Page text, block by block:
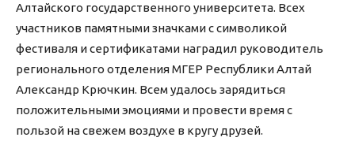
Алтайского государственного университета. Всех
участников памятными значками с символикой
фестиваля и сертификатами наградил руководитель
регионального отделения МГЕР Республики Алтай
Александр Крючкин. Всем удалось зарядиться
положительными эмоциями и провести время с
пользой на свежем воздухе в кругу друзей.